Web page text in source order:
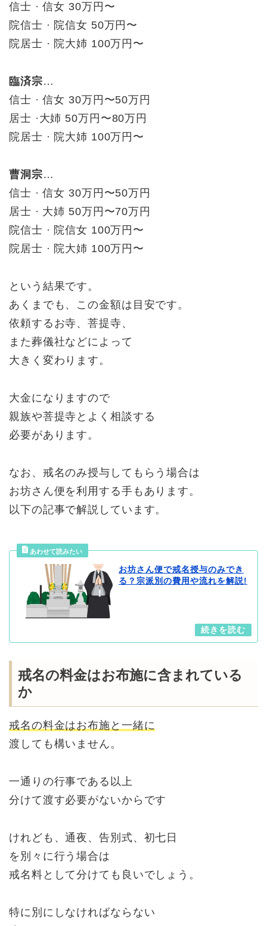
信士 · 信女 30万円〜
院信士 · 院信女 50万円〜
院居士 · 院大姉 100万円〜
臨済宗…
信士 · 信女 30万円〜50万円
居士 ·大姉 50万円〜80万円
院居士 · 院大姉 100万円〜
曹洞宗…
信士 · 信女 30万円〜50万円
居士 · 大姉 50万円〜70万円
院信士 · 院信女 100万円〜
院居士 · 院大姉 100万円〜
という結果です。
あくまでも、この金額は目安です。
依頼するお寺、菩提寺、
また葬儀社などによって
大きく変わります。
大金になりますので
親族や菩提寺とよく相談する
必要があります。
なお、戒名のみ授与してもらう場合は
お坊さん便を利用する手もあります。
以下の記事で解説しています。
お坊さん便で戒名授与のみでき
る？宗派別の費用や流れを解説!
戒名の料金はお布施に含まれている
か
戒名の料金はお布施と一緒に
渡しても構いません。
一通りの行事である以上
分けて渡す必要がないからです
けれども、通夜、告別式、初七日
を別々に行う場合は
戒名料として分けても良いでしょう。
特に別にしなければならない